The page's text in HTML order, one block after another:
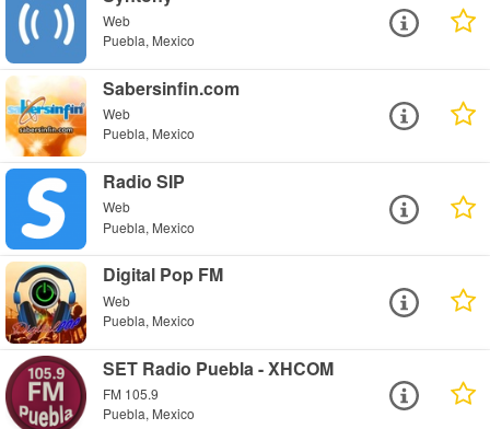
Web
Puebla, Mexico
Sabersinfin.com
Web
Puebla, Mexico
Radio SIP
Web
Puebla, Mexico
Digital Pop FM
Web
Puebla, Mexico
SET Radio Puebla - XHCOM
FM 105.9
Puebla, Mexico